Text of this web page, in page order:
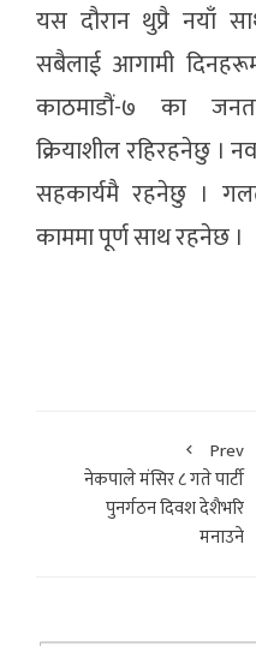
यस दौरान थुप्रै नयाँ
सबैलाई आगामी
काठमाडौं-७ का
क्रियाशील रहिरहनेछु ।
सहकार्यमै रहनेछु ।
काममा पूर्ण साथ रहनेछ ।
Prev
नेकपाले मंसिर ८ गते पार्टी
पुनर्गठन दिवश देशैभरि
मनाउने